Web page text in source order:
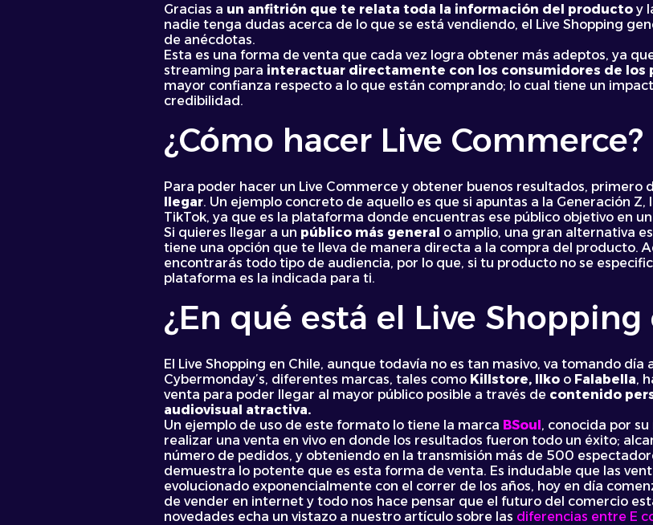
Gracias a un anfitrión que te relata toda la información del producto y
nadie tenga dudas acerca de lo que se está vendiendo, el Live Shopping
de anécdotas.
Esta es una forma de venta que cada vez logra obtener más adeptos, ya
streaming para interactuar directamente con los consumidores de los
mayor confianza respecto a lo que están comprando; lo cual tiene un
credibilidad.
¿Cómo hacer Live Commerce?
Para poder hacer un Live Commerce y obtener buenos resultados, primero
llegar. Un ejemplo concreto de aquello es que si apuntas a la Generación
TikTok, ya que es la plataforma donde encuentras ese público objetivo en
Si quieres llegar a un público más general o amplio, una gran alternativa es
tiene una opción que te lleva de manera directa a la compra del producto.
encontrarás todo tipo de audiencia, por lo que, si tu producto no se
plataforma es la indicada para ti.
¿En qué está el Live Shopping
El Live Shopping en Chile, aunque todavía no es tan masivo, va tomando
Cybermonday’s, diferentes marcas, tales como Killstore, Ilko o Falabella,
venta para poder llegar al mayor público posible a través de contenido
audiovisual atractiva.
Un ejemplo de uso de este formato lo tiene la marca BSoul, conocida por
realizar una venta en vivo en donde los resultados fueron todo un éxito;
número de pedidos, y obteniendo en la transmisión más de 500
demuestra lo potente que es esta forma de venta. Es indudable que las
evolucionado exponencialmente con el correr de los años, hoy en día
de vender en internet y todo nos hace pensar que el futuro del comercio
novedades echa un vistazo a nuestro artículo sobre las diferencias entre E